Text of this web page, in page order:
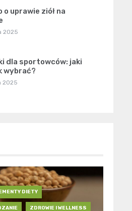
o uprawie ziół na
2025
dla sportowców: jaki
wybrać?
2025
DIETY
ZDROWIE I WELLNESS